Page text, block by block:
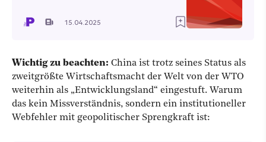
15.04.2025
Wichtig zu beachten: China ist trotz seines Status als
zweitgrößte Wirtschaftsmacht der Welt von der WTO
weiterhin als „Entwicklungsland“ eingestuft. Warum
das kein Missverständnis, sondern ein institutioneller
Webfehler mit geopolitischer Sprengkraft ist: